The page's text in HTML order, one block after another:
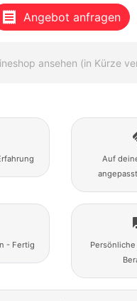
receipt Angebot anfragen
ansehen (in Kürze
Auf
- Fertig